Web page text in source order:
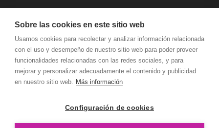
Aviso Legal Condiciones de Compra
Condiciones de Envío
Política de devoluciones y reembolsos
Política de Cookies
Política de Privacidad
Términos y Condiciones de Uso
Seguridad y Protección a Compradores y Pago Seguro
Sobre las cookies en este sitio web
Usamos cookies para recolectar y analizar información relacionada
con el uso y desempeño de nuestro sitio web para poder proveer
funcionalidades relacionadas con las redes sociales, y para
mejorar y personalizar adecuadamente el contenido y publicidad
en nuestro sitio web. Más información
Configuración de cookies